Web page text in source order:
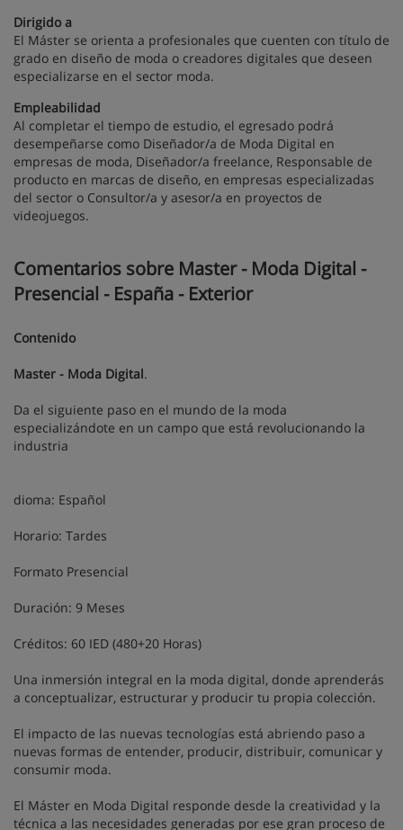
Dirigido a
El Máster se orienta a profesionales que cuenten con título de
grado en diseño de moda o creadores digitales que deseen
especializarse en el sector moda.
Empleabilidad
Al completar el tiempo de estudio, el egresado podrá
desempeñarse como Diseñador/a de Moda Digital en
empresas de moda, Diseñador/a freelance, Responsable de
producto en marcas de diseño, en empresas especializadas
del sector o Consultor/a y asesor/a en proyectos de
videojuegos.
Comentarios sobre Master - Moda Digital -
Presencial - España - Exterior
Contenido
Master - Moda Digital.
Da el siguiente paso en el mundo de la moda
especializándote en un campo que está revolucionando la
industria
dioma: Español
Horario: Tardes
Formato Presencial
Duración: 9 Meses
Créditos: 60 IED (480+20 Horas)
Una inmersión integral en la moda digital, donde aprenderás
a conceptualizar, estructurar y producir tu propia colección.
El impacto de las nuevas tecnologías está abriendo paso a
nuevas formas de entender, producir, distribuir, comunicar y
consumir moda.
El Máster en Moda Digital responde desde la creatividad y la
técnica a las necesidades generadas por ese gran proceso de